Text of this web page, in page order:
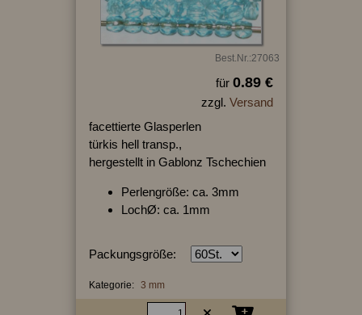
Best.Nr.:27063
für 0.89 €
zzgl. Versand
facettierte Glasperlen
türkis hell transp.,
hergestellt in Gablonz Tschechien
Perlengröße: ca. 3mm
LochØ: ca. 1mm
Packungsgröße:
Kategorie: 3 mm